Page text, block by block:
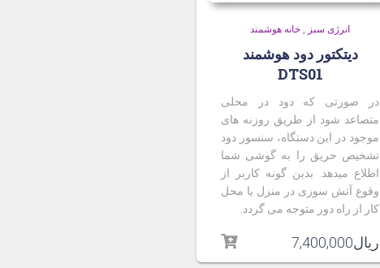
انرژی سبز خانه هوشمند
دیتکتور دود هوشمند
DTS01
در صورتی که دود در محلی
متصاعد شود از طریق روزنه های
موجود در این دستگاه، سنسور دود
تشخیص حریق را به گوشی شما
اطلاع میدهد. بدین گونه کاربر از
وقوع آتش سوزی در منزل یا محل
کار از راه دور متوجه می گردد.
ریال7,400,000